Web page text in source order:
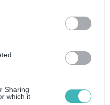
Sharing
which it
HLR (Ghana)